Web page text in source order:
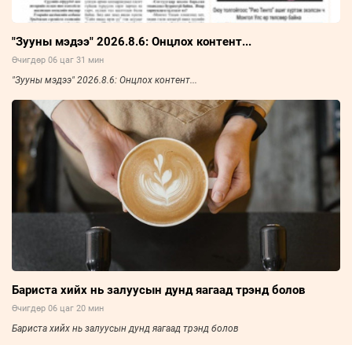
"Зууны мэдээ" 2026.8.6: Онцлох контент...
Өчигдөр 06 цаг 31 мин
"Зууны мэдээ" 2026.8.6: Онцлох контент...
Бариста хийх нь залуусын дунд яагаад трэнд болов
Өчигдөр 06 цаг 20 мин
Бариста хийх нь залуусын дунд яагаад трэнд болов